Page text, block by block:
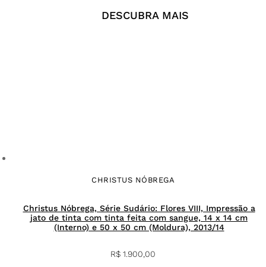
DESCUBRA MAIS
CHRISTUS NÓBREGA
Christus Nóbrega, Série Sudário: Flores VIII, Impressão a
jato de tinta com tinta feita com sangue, 14 x 14 cm
(Interno) e 50 x 50 cm (Moldura), 2013/14
R$ 1.900,00